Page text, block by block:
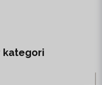
kategori